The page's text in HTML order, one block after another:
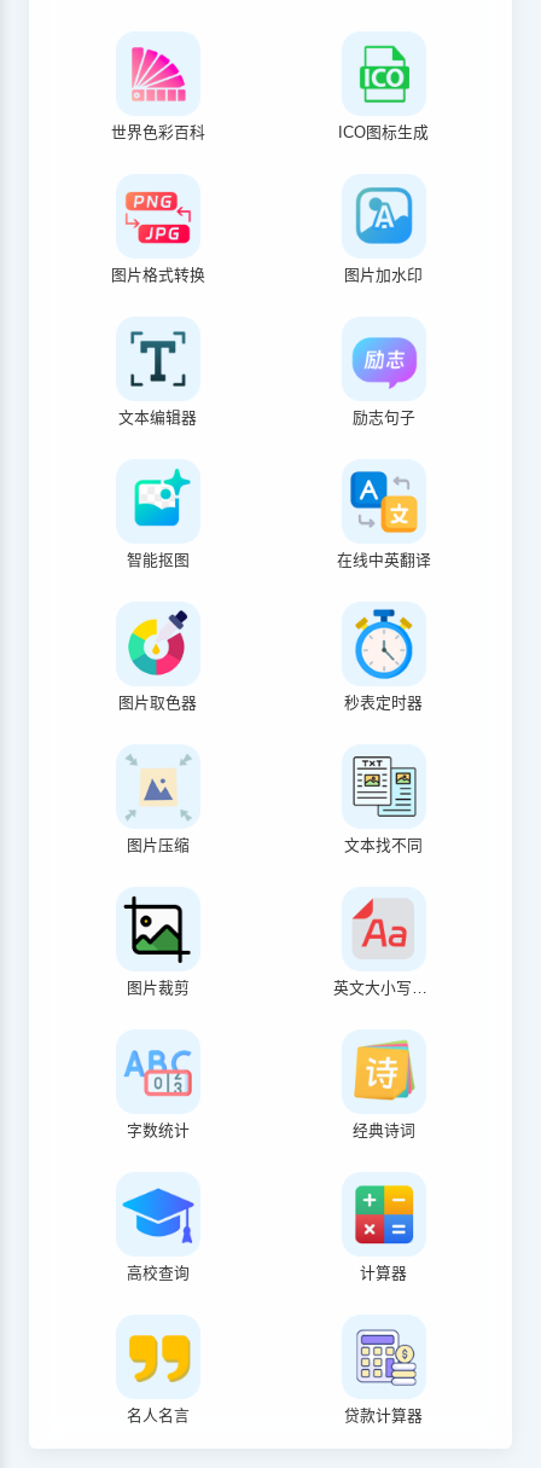
世界色彩百科 ICO图标生成
图片格式转换 图片加水印
文本编辑器 励志句子
智能抠图 在线中英翻译
图片取色器 秒表定时器
图片压缩 文本找不同
图片裁剪 英文大小写转换
字数统计 经典诗词
高校查询 计算器
名人名言 贷款计算器